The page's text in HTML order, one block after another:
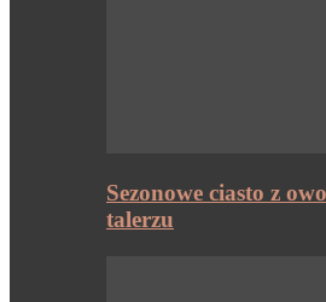
Sezonowe ciasto z
talerzu